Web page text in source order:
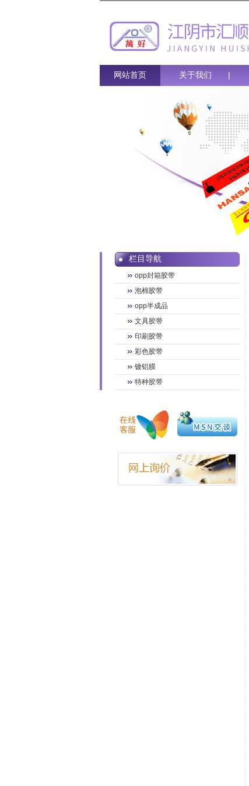
网站首页 关于我们 |
栏目导航
opp封箱胶带
泡棉胶带
opp半成品
文具胶带
印刷胶带
彩色胶带
镀铝膜
特种胶带